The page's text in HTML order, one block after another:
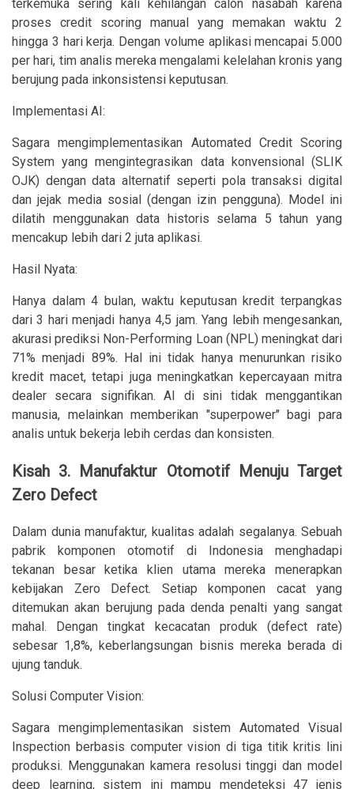
terkemuka sering kali kehilangan calon nasabah karena
proses credit scoring manual yang memakan waktu 2
hingga 3 hari kerja. Dengan volume aplikasi mencapai 5.000
per hari, tim analis mereka mengalami kelelahan kronis yang
berujung pada inkonsistensi keputusan.
Implementasi AI:
Sagara mengimplementasikan Automated Credit Scoring
System yang mengintegrasikan data konvensional (SLIK
OJK) dengan data alternatif seperti pola transaksi digital
dan jejak media sosial (dengan izin pengguna). Model ini
dilatih menggunakan data historis selama 5 tahun yang
mencakup lebih dari 2 juta aplikasi.
Hasil Nyata:
Hanya dalam 4 bulan, waktu keputusan kredit terpangkas
dari 3 hari menjadi hanya 4,5 jam. Yang lebih mengesankan,
akurasi prediksi Non-Performing Loan (NPL) meningkat dari
71% menjadi 89%. Hal ini tidak hanya menurunkan risiko
kredit macet, tetapi juga meningkatkan kepercayaan mitra
dealer secara signifikan. AI di sini tidak menggantikan
manusia, melainkan memberikan "superpower" bagi para
analis untuk bekerja lebih cerdas dan konsisten.
Kisah 3. Manufaktur Otomotif Menuju Target
Zero Defect
Dalam dunia manufaktur, kualitas adalah segalanya. Sebuah
pabrik komponen otomotif di Indonesia menghadapi
tekanan besar ketika klien utama mereka menerapkan
kebijakan Zero Defect. Setiap komponen cacat yang
ditemukan akan berujung pada denda penalti yang sangat
mahal. Dengan tingkat kecacatan produk (defect rate)
sebesar 1,8%, keberlangsungan bisnis mereka berada di
ujung tanduk.
Solusi Computer Vision:
Sagara mengimplementasikan sistem Automated Visual
Inspection berbasis computer vision di tiga titik kritis lini
produksi. Menggunakan kamera resolusi tinggi dan model
deep learning, sistem ini mampu mendeteksi 47 jenis